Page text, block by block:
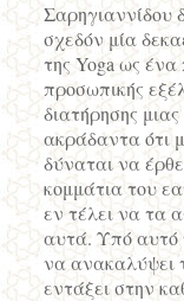
Σαρηγιαννίδου
σχεδόν μία
της Yoga ως ένα
προσωπικής
διατήρησης
ακράδαντα ότι
δύναται να
κομμάτια του
εν τέλει να τα
αυτά. Υπό αυτό
να ανακαλύψει
εντάξει στην